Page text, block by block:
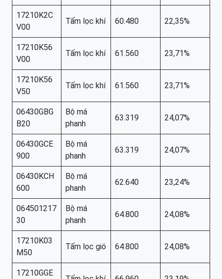
17210K2C
V00
Tấm lọc khí 60.480 22,35%
17210K56
V00
Tấm lọc khí 61.560 23,71%
17210K56
V50
Tấm lọc khí 61.560 23,71%
06430GBG
B20
Bộ má
phanh
63.319 24,07%
06430GCE
900
Bộ má
phanh
63.319 24,07%
06430KCH
600
Bộ má
phanh
62.640 23,24%
064501217
30
Bộ má
phanh
64.800 24,08%
17210K03
M50
Tấm lọc gió 64.800 24,08%
17210GGE